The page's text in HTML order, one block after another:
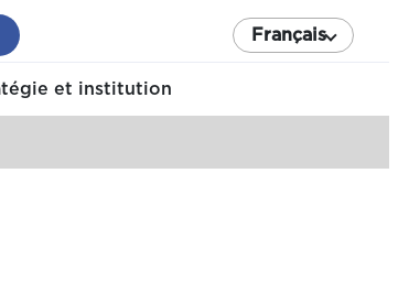
Français
et institution